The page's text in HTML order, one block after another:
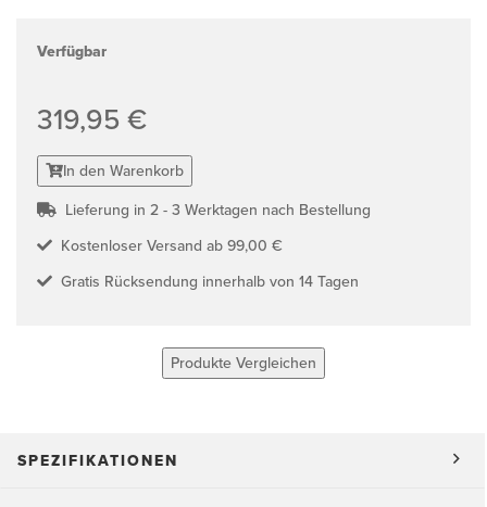
Verfügbar
319,95 €
In den Warenkorb
Lieferung in 2 - 3 Werktagen nach Bestellung
Kostenloser Versand ab 99,00 €
Gratis Rücksendung innerhalb von 14 Tagen
Produkte Vergleichen
SPEZIFIKATIONEN